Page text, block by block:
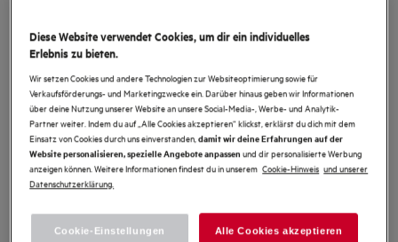
Kompaktbackofen / Mikrowelle /
Emaille-Beschichtung / Schwarz
4.3 (12)
Vorteile
AEG 5000 CombiAir Mikrowellen wärmen auf, grillen und backen in einem.
Backofen mit Mikrowellen-Funktion – zwei Funktionen für schnelleres
Garen.
Wähle per EXPlore Display Automatikprogramme und Funktionen deines
Backofens.
Diese Website verwendet Cookies, um dir ein individuelles
Erlebnis zu bieten.
Wir setzen Cookies und andere Technologien zur Websiteoptimierung sowie für
Verkaufsförderungs- und Marketingzwecke ein. Darüber hinaus geben wir Informationen
über deine Nutzung unserer Website an unsere Social-Media-, Werbe- und Analytik-
Partner weiter. Indem du auf „Alle Cookies akzeptieren“ klickst, erklärst du dich mit dem
Einsatz von Cookies durch uns einverstanden,damit wir deine Erfahrungen auf der
Website personalisieren, spezielle Angebote anpassen und dir personalisierte Werbung
anzeigen können. Weitere Informationen findest du in unserem Cookie-Hinweis und unserer
Datenschutzerklärung.
Cookie-Einstellungen Alle Cookies akzeptieren